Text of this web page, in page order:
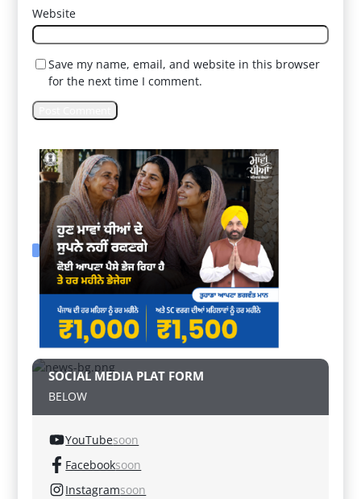
Website
Save my name, email, and website in this browser
for the next time I comment.
SOCIAL MEDIA PLAT FORM
BELOW
YouTubesoon
Facebooksoon
Instagramsoon